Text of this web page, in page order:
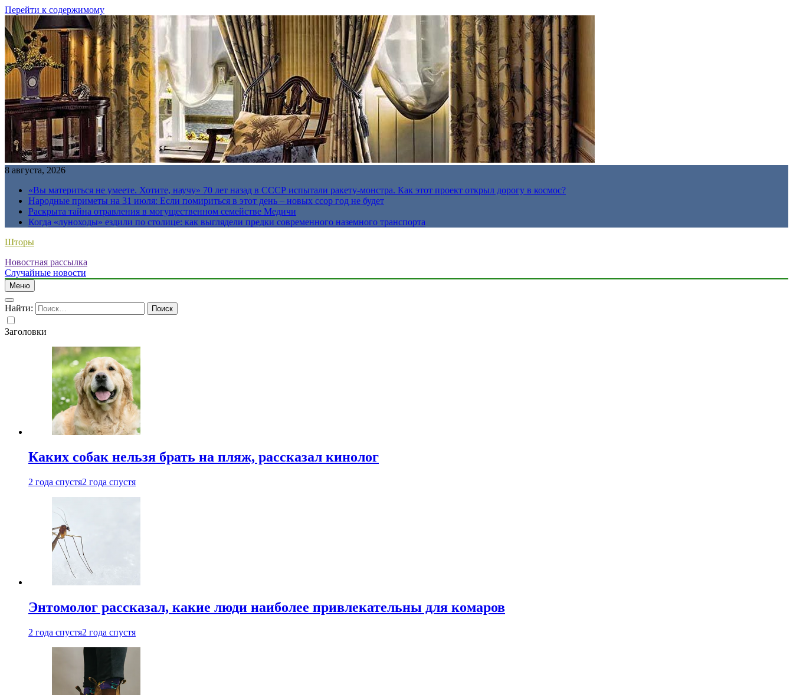
Перейти к содержимому
8 августа, 2026
«Вы материться не умеете. Хотите, научу» 70 лет назад в СССР испытали ракету-монстра. Как этот проект открыл дорогу в космос?
Народные приметы на 31 июля: Если помириться в этот день – новых ссор год не будет
Раскрыта тайна отравления в могущественном семействе Медичи
Когда «луноходы» ездили по столице: как выглядели предки современного наземного транспорта
Шторы
Новостная рассылка
Случайные новости
Меню
Найти:
Заголовки
Каких собак нельзя брать на пляж, рассказал кинолог
2 года спустя2 года спустя
Энтомолог рассказал, какие люди наиболее привлекательны для комаров
2 года спустя2 года спустя